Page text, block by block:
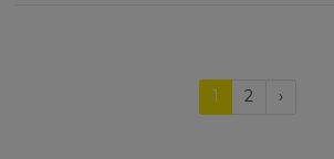
1 (current)
2 ›